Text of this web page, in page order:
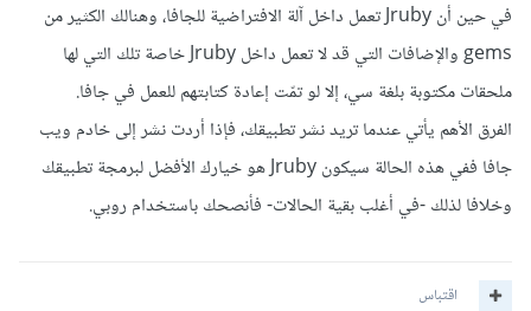
في حين أن Jruby تعمل داخل آلة الافتراضية للجافا، وهنالك الكثير من
gems والإضافات التي قد لا تعمل داخل Jruby خاصة تلك التي لها
ملحقات مكتوبة بلغة سي، إلا لو تمّت إعادة كتابتهم للعمل في جافا.
الفرق الأهم يأتي عندما تريد نشر تطبيقك، فإذا أردت نشر إلى خادم ويب
جافا ففي هذه الحالة سيكون Jruby هو خيارك الأفضل لبرمجة تطبيقك
وخلافا لذلك -في أغلب بقية الحالات- فأنصحك باستخدام روبي.
اقتباس